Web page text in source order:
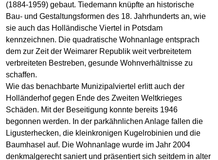
(1884-1959) gebaut. Tiedemann knüpfte an historische
Bau- und Gestaltungsformen des 18. Jahrhunderts an, wie
sie auch das Holländische Viertel in Potsdam
kennzeichnen. Die quadratische Wohnanlage entsprach
dem zur Zeit der Weimarer Republik weit verbreitetem
verbreiteten Bestreben, gesunde Wohnverhältnisse zu
schaffen.
Wie das benachbarte Munizipalviertel erlitt auch der
Holländerhof gegen Ende des Zweiten Weltkrieges
Schäden. Mit der Beseitigung konnte bereits 1946
begonnen werden. In der parkähnlichen Anlage fallen die
Ligusterhecken, die kleinkronigen Kugelrobinien und die
Baumhasel auf. Die Wohnanlage wurde im Jahr 2004
denkmalgerecht saniert und präsentiert sich seitdem in alter